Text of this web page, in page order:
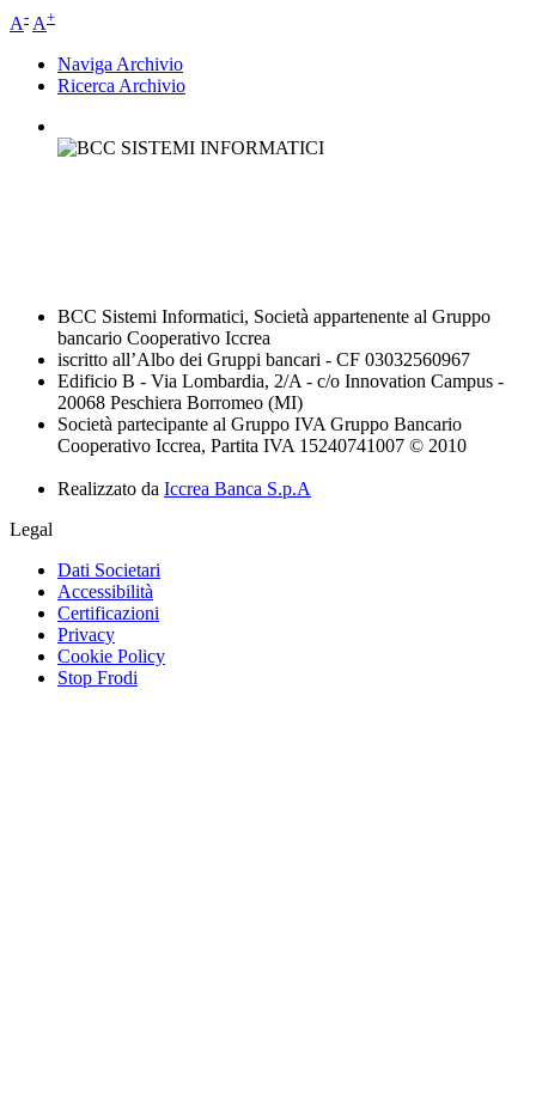
A- A+
Naviga Archivio
Ricerca Archivio
BCC Sistemi Informatici, Società appartenente al Gruppo
bancario Cooperativo Iccrea
iscritto all’Albo dei Gruppi bancari - CF 03032560967
Edificio B - Via Lombardia, 2/A - c/o Innovation Campus -
20068 Peschiera Borromeo (MI)
Società partecipante al Gruppo IVA Gruppo Bancario
Cooperativo Iccrea, Partita IVA 15240741007 © 2010
Realizzato da Iccrea Banca S.p.A
Legal
Dati Societari
Accessibilità
Certificazioni
Privacy
Cookie Policy
Stop Frodi